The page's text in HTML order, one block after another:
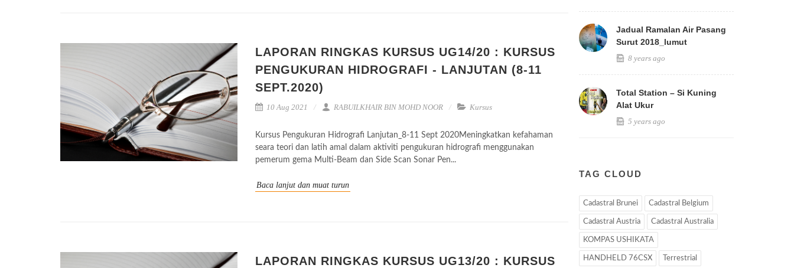
LAPORAN RINGKAS KURSUS UG14/20 : KURSUS
PENGUKURAN HIDROGRAFI - LANJUTAN (8-11
SEPT.2020)
10 Aug 2021 RABUILKHAIR BIN MOHD NOOR Kursus
Kursus Pengukuran Hidrografi Lanjutan_8-11 Sept 2020Meningkatkan kefahaman
seara teori dan latih amal dalam aktiviti pengukuran hidrografi menggunakan
pemerum gema Multi-Beam dan Side Scan Sonar Pen...
Baca lanjut dan muat turun
LAPORAN RINGKAS KURSUS UG13/20 : KURSUS
Jadual Ramalan Air Pasang
Surut 2018_lumut
8 years ago
Total Station – Si Kuning
Alat Ukur
5 years ago
TAG CLOUD
Cadastral Brunei Cadastral Belgium
Cadastral Austria Cadastral Australia
KOMPAS USHIKATA
HANDHELD 76CSX Terrestrial